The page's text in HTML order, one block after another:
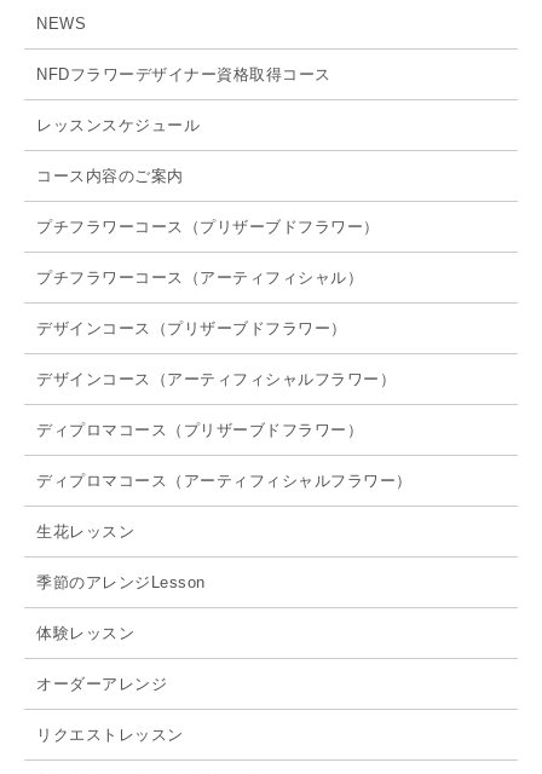
NEWS
NFDフラワーデザイナー資格取得コース
レッスンスケジュール
コース内容のご案内
プチフラワーコース（プリザーブドフラワー）
プチフラワーコース（アーティフィシャル）
デザインコース（プリザーブドフラワー）
デザインコース（アーティフィシャルフラワー）
ディプロマコース（プリザーブドフラワー）
ディプロマコース（アーティフィシャルフラワー）
生花レッスン
季節のアレンジLesson
体験レッスン
オーダーアレンジ
リクエストレッスン